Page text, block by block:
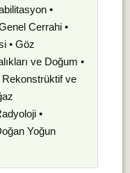
•
Cerrahi •
• Göz
ve Doğum •
Rekonstrüktif ve
•
Yoğun